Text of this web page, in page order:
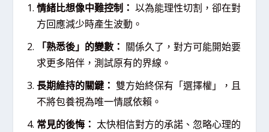
情緒比想像中難控制： 以為能理性切割，卻在對
方回應減少時產生波動。
「熟悉後」的變數： 關係久了，對方可能開始要
求更多陪伴，測試原有的界線。
長期維持的關鍵： 雙方始終保有「選擇權」，且
不將包養視為唯一情感依賴。
常見的後悔： 太快相信對方的承諾、忽略心理的